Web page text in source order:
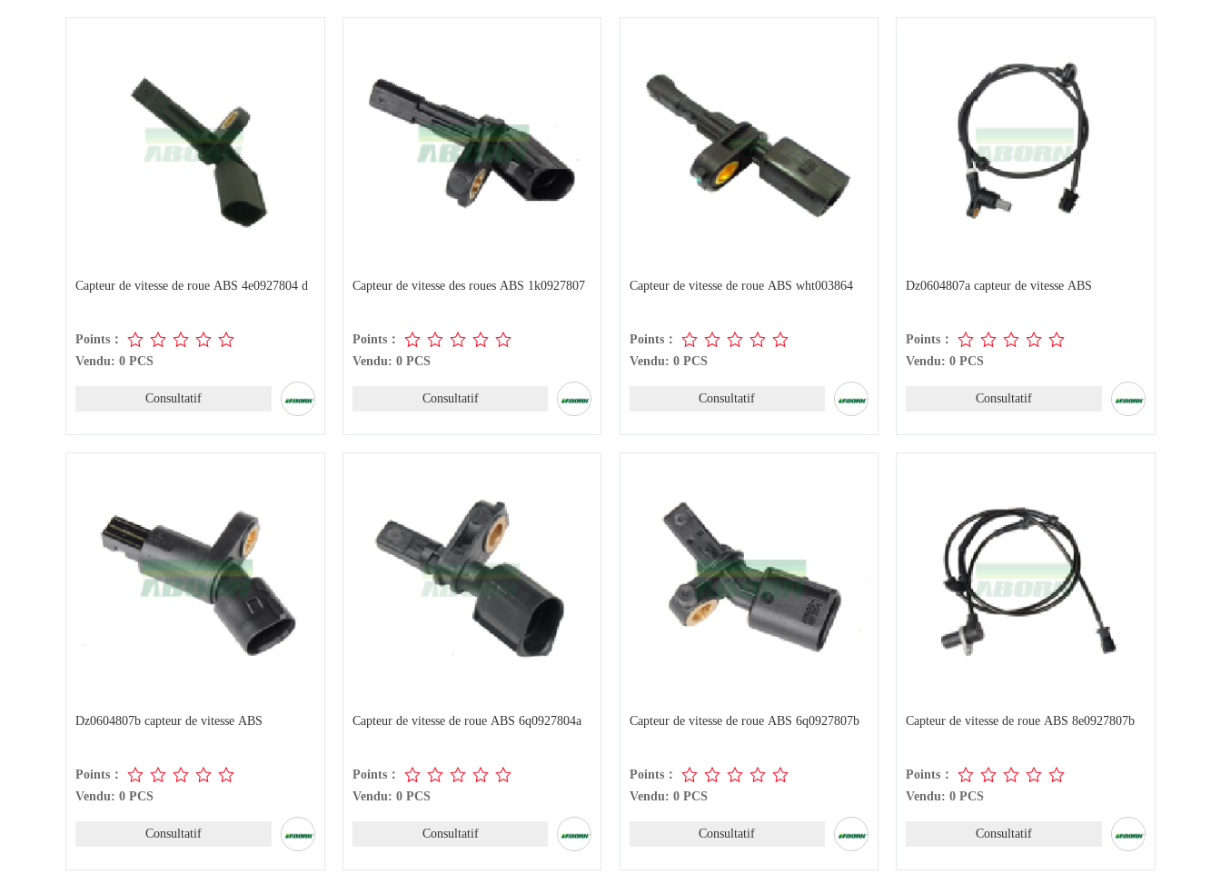
Capteur de vitesse de roue ABS 4e0927804 d
Points：
Vendu: 0 PCS
Consultatif
Capteur de vitesse des roues ABS 1k0927807
Points：
Vendu: 0 PCS
Consultatif
Capteur de vitesse de roue ABS wht003864
Points：
Vendu: 0 PCS
Consultatif
Dz0604807a capteur de vitesse ABS
Points：
Vendu: 0 PCS
Consultatif
Dz0604807b capteur de vitesse ABS
Points：
Vendu: 0 PCS
Consultatif
Capteur de vitesse de roue ABS 6q0927804a
Points：
Vendu: 0 PCS
Consultatif
Capteur de vitesse de roue ABS 6q0927807b
Points：
Vendu: 0 PCS
Consultatif
Capteur de vitesse de roue ABS 8e0927807b
Points：
Vendu: 0 PCS
Consultatif